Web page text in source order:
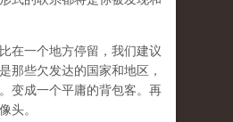
在一个地方停留，我们建议
那些欠发达的国家和地区，
变成一个平庸的背包客。再
头。